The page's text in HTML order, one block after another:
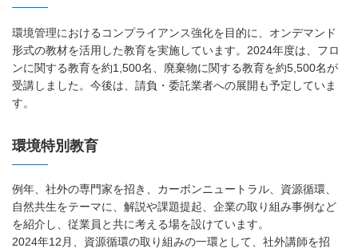
環境管理におけるコンプライアンス強化を目的に、オンデマンド
形式の教材を活用した教育を実施しています。2024年度は、フロ
ンに関する教育を約1,500名、廃棄物に関する教育を約5,500名が
受講しました。今後は、請負・委託業者への展開も予定していま
す。
環境特別教育
例年、社外の専門家を招き、カーボンニュートラル、資源循環、
自然共生をテーマに、解説や課題提起、企業の取り組み事例など
を紹介し、従業員と共に考える場を設けています。
2024年12月、資源循環の取り組みの一環として、社外講師を招